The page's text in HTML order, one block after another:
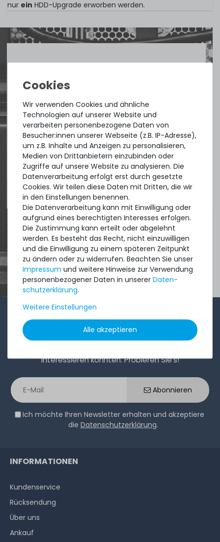
nur ein HDD-Upgrade erworben werden.
an perfect state of the machines. Also
great paying options and Euro VAT
managing.
DAVID G.
aus
Tres Cantos
4.96 /5.00 aus8.500Bewertungen
1-2x im Monat sendet André aus dem Vertriebsteam
eine kurze, knackige Mail mit Angeboten, neu
interessieren könnten. Probieren Sie's!
Abonnieren
Ich möchte Ihren Newsletter erhalten und akzeptiere
die Datenschutzerklärung.
Wir verwenden Cookies und ähnliche
Technologien auf unserer Website und
verarbeiten personenbezogene Daten von
Besucher:innen unserer Webseite (z.B. IP-Adresse),
um z.B. Inhalte und Anzeigen zu personalisieren,
Medien von Drittanbietern einzubinden oder
Zugriffe auf unsere Website zu analysieren. Die
Datenverarbeitung erfolgt erst durch gesetzte
Cookies. Wir teilen diese Daten mit Dritten, die wir
in den Einstellungen benennen.
Die Datenverarbeitung kann mit Einwilligung oder
aufgrund eines berechtigten Interesses erfolgen.
Die Zustimmung kann erteilt oder abgelehnt
werden. Es besteht das Recht, nicht einzuwilligen
und die Einwilligung zu einem späteren Zeitpunkt
zu ändern oder zu widerrufen. Beachten Sie unser
Impressum und weitere Hinweise zur Verwendung
personenbezogener Daten in unserer Daten­
schutz­erklärung.
Weitere Einstellungen
Alle akzeptieren
INFORMATIONEN
Kundenservice
Rücksendung
Über uns
Ankauf